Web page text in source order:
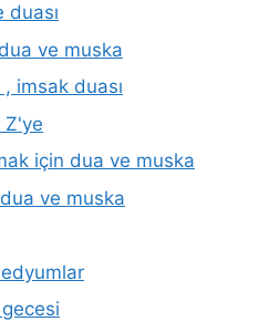
ve muska
, imsak duası
Z'ye
için dua ve muska
ve muska